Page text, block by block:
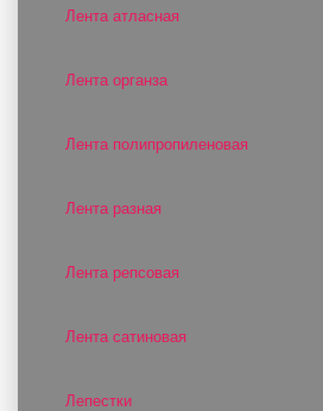
Лента атласная
Лента органза
Лента полипропиленовая
Лента разная
Лента репсовая
Лента сатиновая
Лепестки